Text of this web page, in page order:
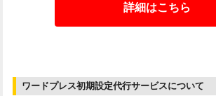
詳細はこちら
ワードプレス初期設定代行サービスについて